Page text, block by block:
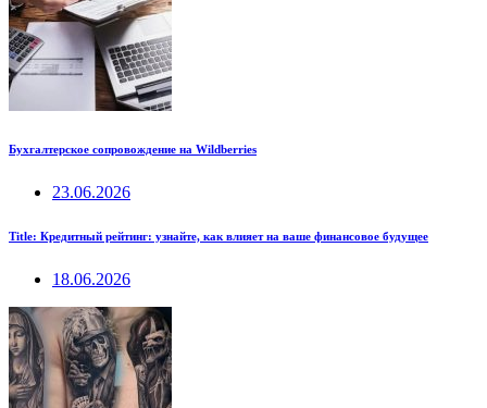
Бухгалтерское сопровождение на Wildberries
23.06.2026
Title: Кредитный рейтинг: узнайте, как влияет на ваше финансовое будущее
18.06.2026